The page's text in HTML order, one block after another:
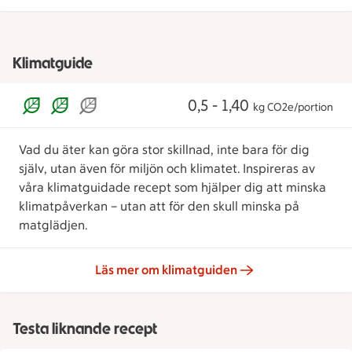
Klimatguide
0,5 - 1,40 kg CO2e/portion
Vad du äter kan göra stor skillnad, inte bara för dig
själv, utan även för miljön och klimatet. Inspireras av
våra klimatguidade recept som hjälper dig att minska
klimatpåverkan – utan att för den skull minska på
matglädjen.
Läs mer om klimatguiden
Testa liknande recept